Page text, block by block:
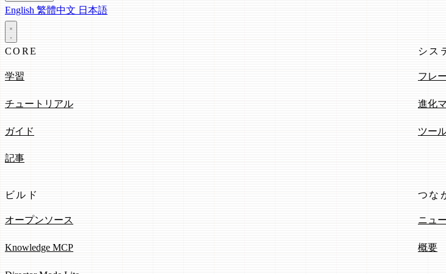
English 繁體中文 日本語
CORE
学習
チュートリアル
ガイド
記事
シス
フレ
進化
ツー
ビルド
オープンソース
Knowledge MCP
つな
ニュ
概要